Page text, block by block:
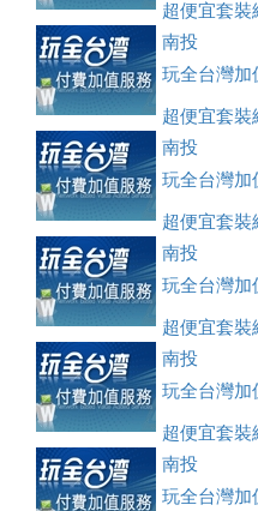
超便宜套裝
刊登、訂房系統、客房委託
南投
玩全台灣加
超便宜套裝
刊登、訂房系統、客房委託
南投
玩全台灣加
超便宜套裝
刊登、訂房系統、客房委託
南投
玩全台灣加
超便宜套裝
刊登、訂房系統、客房委託
南投
玩全台灣加
超便宜套裝
刊登、訂房系統、客房委託
南投
玩全台灣加